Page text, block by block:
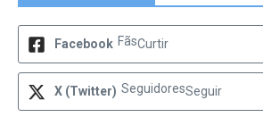
Facebook FãsCurtir
X (Twitter) SeguidoresSeguir